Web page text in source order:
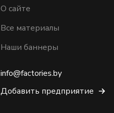
О сайте
Все материалы
Наши баннеры
info@factories.by
Добавить предприятие